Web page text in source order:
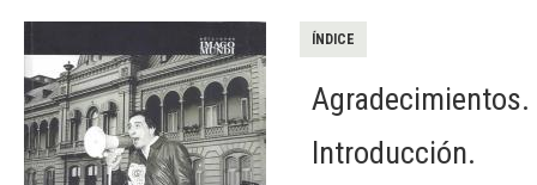
ÍNDICE
Agradecimientos.
Introducción.